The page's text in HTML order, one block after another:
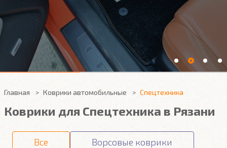
Главная Коврики автомобильные Спецтехника
Коврики для Спецтехника в Рязани
Все
Ворсовые коврики